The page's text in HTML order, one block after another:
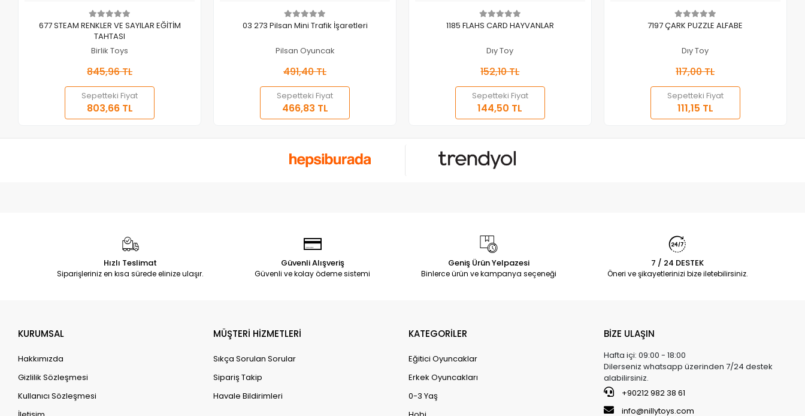
Sepete Ekle
677 STEAM RENKLER VE SAYILAR EĞİTİM
TAHTASI
Birlik Toys
845,96 TL
Sepetteki Fiyat
803,66 TL
Sepete Ekle
03 273 Pilsan Mini Trafik İşaretleri
Pilsan Oyuncak
491,40 TL
Sepetteki Fiyat
466,83 TL
Sepete Ekle
1185 FLAHS CARD HAYVANLAR
Dıy Toy
152,10 TL
Sepetteki Fiyat
144,50 TL
Sepete Ekle
7197 ÇARK PUZZLE ALFABE
Dıy Toy
117,00 TL
Sepetteki Fiyat
111,15 TL
Hızlı Teslimat
Siparişleriniz en kısa sürede elinize ulaşır.
Güvenli Alışveriş
Güvenli ve kolay ödeme sistemi
Geniş Ürün Yelpazesi
Binlerce ürün ve kampanya seçeneği
7 / 24 DESTEK
Öneri ve şikayetlerinizi bize iletebilirsiniz.
KURUMSAL
Hakkımızda
Gizlilik Sözleşmesi
Kullanıcı Sözleşmesi
MÜŞTERİ HİZMETLERİ
Sıkça Sorulan Sorular
Sipariş Takip
Havale Bildirimleri
KATEGORİLER
Eğitici Oyuncaklar
Erkek Oyuncakları
0-3 Yaş
BİZE ULAŞIN
Hafta içi: 09:00 - 18:00
Dilerseniz whatsapp üzerinden 7/24 destek
alabilirsiniz.
+90212 982 38 61
info@nillytoys.com